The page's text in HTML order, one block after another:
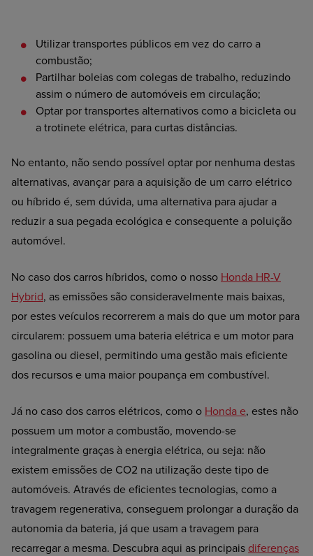
Utilizar transportes públicos em vez do carro a
combustão;
Partilhar boleias com colegas de trabalho, reduzindo
assim o número de automóveis em circulação;
Optar por transportes alternativos como a bicicleta ou
a trotinete elétrica, para curtas distâncias.
No entanto, não sendo possível optar por nenhuma destas
alternativas, avançar para a aquisição de um carro elétrico
ou híbrido é, sem dúvida, uma alternativa para ajudar a
reduzir a sua pegada ecológica e consequente a poluição
automóvel.
No caso dos carros híbridos, como o nosso Honda HR-V
Hybrid, as emissões são consideravelmente mais baixas,
por estes veículos recorrerem a mais do que um motor para
circularem: possuem uma bateria elétrica e um motor para
gasolina ou diesel, permitindo uma gestão mais eficiente
dos recursos e uma maior poupança em combustível.
Já no caso dos carros elétricos, como o Honda e, estes não
possuem um motor a combustão, movendo-se
integralmente graças à energia elétrica, ou seja: não
existem emissões de CO2 na utilização deste tipo de
automóveis. Através de eficientes tecnologias, como a
travagem regenerativa, conseguem prolongar a duração da
autonomia da bateria, já que usam a travagem para
recarregar a mesma. Descubra aqui as principais diferenças